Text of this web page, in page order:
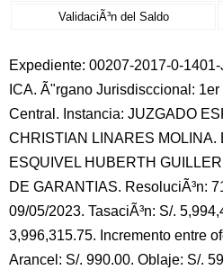
ValidaciÃ³n del Saldo
Expediente: 00207-2017-0-
ICA. Ã"rgano Jurisdisccional:
Central. Instancia: JUZGADO
CHRISTIAN LINARES MOLINA.
ESQUIVEL HUBERTH
DE GARANTIAS. ResoluciÃ³n:
09/05/2023. TasaciÃ³n: S/.
3,996,315.75. Incremento entre
Arancel: S/. 990.00. Oblaje: S/.